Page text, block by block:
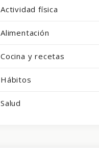
Actividad física
Alimentación
Cocina y recetas
Hábitos
Salud